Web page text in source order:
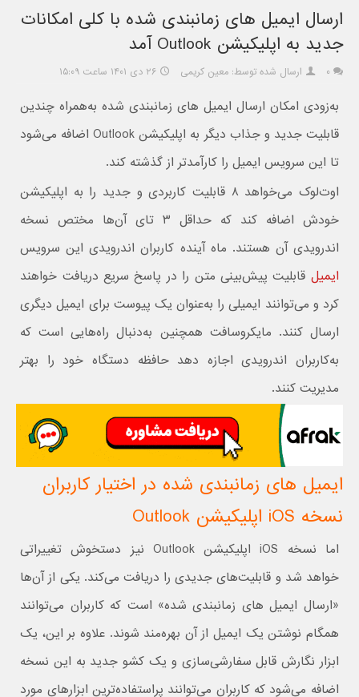
ارسال ایمیل های زمانبندی شده با کلی امکانات
جدید به اپلیکیشن Outlook آمد
۰ ارسال شده توسط: معین کریمی ۲۶ دی ۱۴۰۱ ساعت ۱۵:۰۹
به‌زودی امکان ارسال ایمیل های زمانبندی شده به‌همراه چندین
قابلیت جدید و جذاب دیگر به اپلیکیشن Outlook اضافه می‌شود
تا این سرویس ایمیل را کارآمدتر از گذشته کند.
اوت‌لوک می‌خواهد ۸ قابلیت کاربردی و جدید را به اپلیکیشن
خودش اضافه کند که حداقل ۳ تای آن‌ها مختص نسخه
اندرویدی آن هستند. ماه آینده کاربران اندرویدی این سرویس
ایمیل قابلیت پیش‌بینی متن را در پاسخ سریع دریافت خواهند
کرد و می‌توانند ایمیلی را به‌عنوان یک پیوست برای ایمیل دیگری
ارسال کنند. مایکروسافت همچنین به‌دنبال راه‌هایی است که
به‌کاربران اندرویدی اجازه دهد حافظه دستگاه خود را بهتر
مدیریت کنند.
ایمیل های زمانبندی شده در اختیار کاربران
نسخه iOS‌ اپلیکیشن Outlook
اما نسخه iOS اپلیکیشن Outlook نیز دستخوش تغییراتی
خواهد شد و قابلیت‌های جدیدی را دریافت می‌کند. یکی از آن‌ها
«ارسال ایمیل های زمانبندی شده» است که کاربران می‌توانند
همگام نوشتن یک ایمیل از آن بهره‌مند شوند. علاوه بر این، یک
ابزار نگارش قابل سفارشی‌سازی و یک کشو جدید به این نسخه
اضافه می‌شود که کاربران می‌توانند پراستفاده‌ترین ابزارهای مورد